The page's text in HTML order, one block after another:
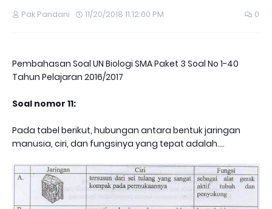
Pak Pandani 11/20/2018 11:12:00 PM 0
Pembahasan Soal UN Biologi SMA Paket 3 Soal No 1-40
Tahun Pelajaran 2016/2017
Soal nomor 11:
Pada tabel berikut, hubungan antara bentuk jaringan
manusia, ciri, dan fungsinya yang tepat adalah....